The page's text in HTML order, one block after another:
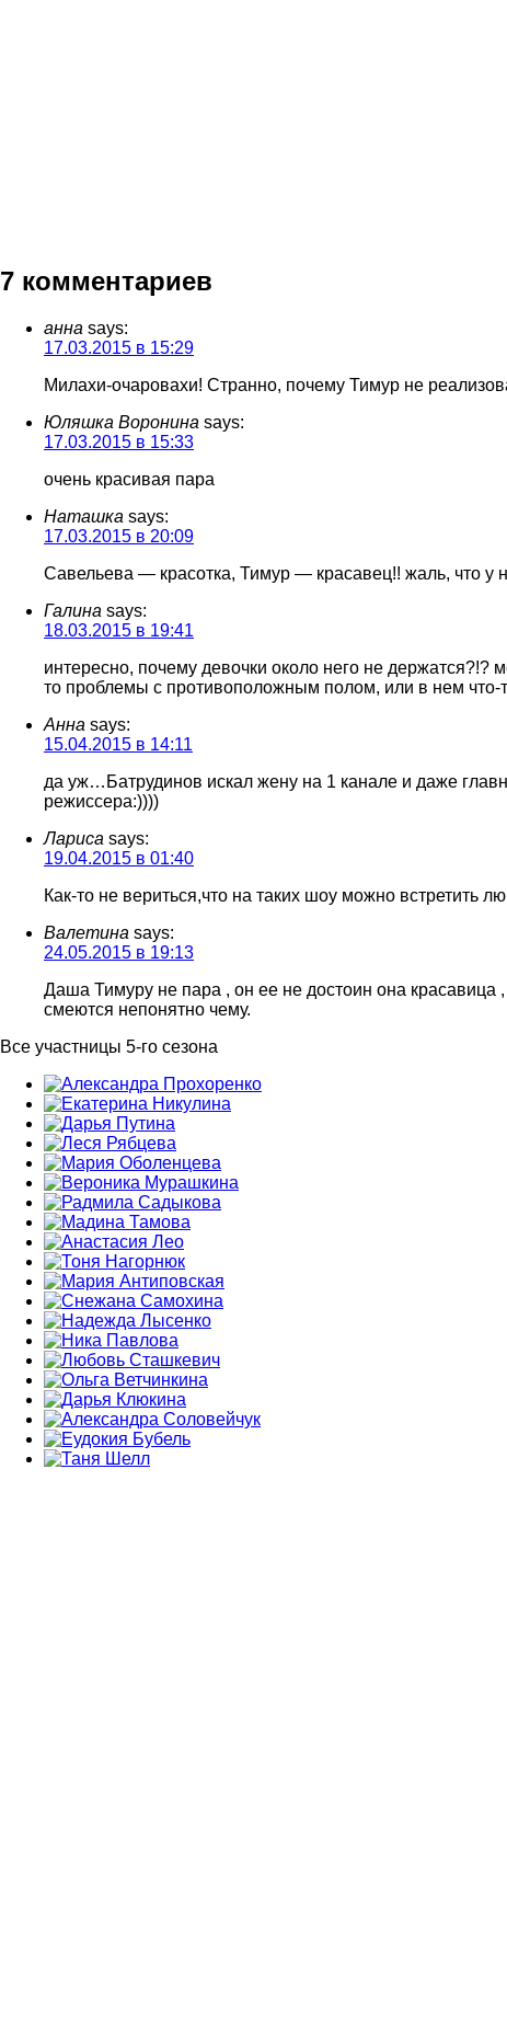
7 комментариев
анна says:
17.03.2015 в 15:29
Милахи-очаровахи! Странно, почему Тимур не
Юляшка Воронина says:
17.03.2015 в 15:33
очень красивая пара
Наташка says:
17.03.2015 в 20:09
Савельева — красотка, Тимур — красавец!! жаль, что у
Галина says:
18.03.2015 в 19:41
интересно, почему девочки около него не
то проблемы с противоположным полом, или в нем что-
Анна says:
15.04.2015 в 14:11
да уж…Батрудинов искал жену на 1 канале и даже
режиссера:))))
Лариса says:
19.04.2015 в 01:40
Как-то не вериться,что на таких шоу можно встретить
Валетина says:
24.05.2015 в 19:13
Даша Тимуру не пара , он ее не достоин она
смеются непонятно чему.
Все участницы 5-го сезона